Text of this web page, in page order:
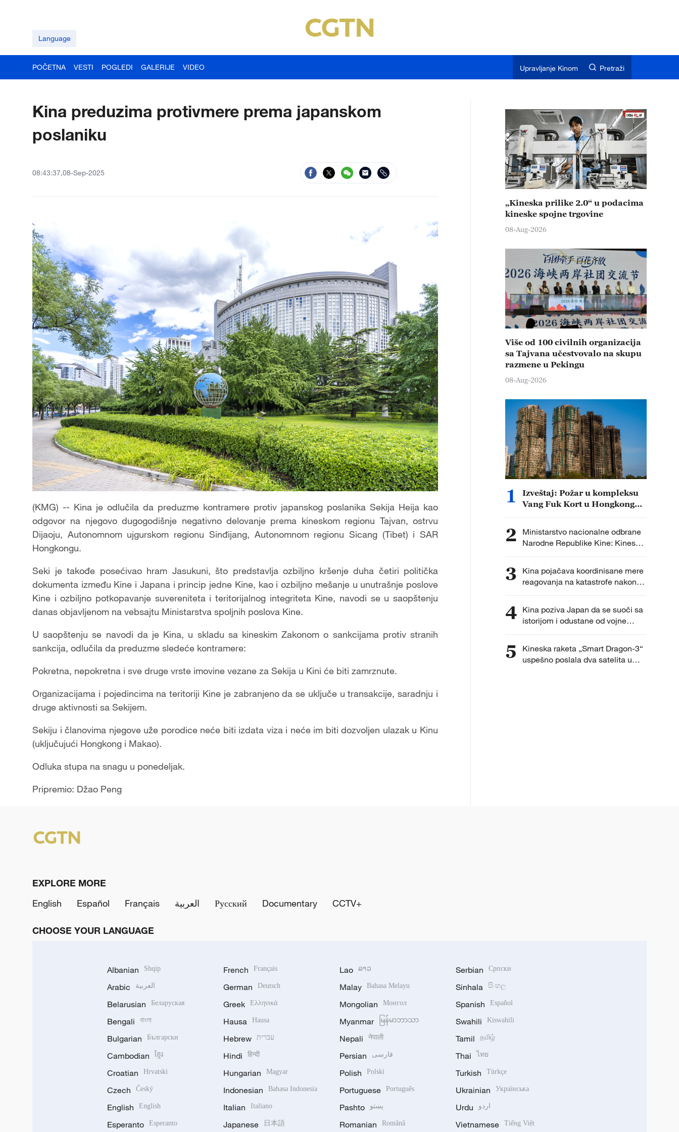
Language
POČETNA VESTI POGLEDI GALERIJE VIDEO Upravljanje Kinom Pretraži
Kina preduzima protivmere prema japanskom
poslaniku
08:43:37,08-Sep-2025
(KMG) -- Kina je odlučila da preduzme kontramere protiv japanskog poslanika Sekija Heija kao
odgovor na njegovo dugogodišnje negativno delovanje prema kineskom regionu Tajvan, ostrvu
Dijaoju, Autonomnom ujgurskom regionu Sinđijang, Autonomnom regionu Sicang (Tibet) i SAR
Hongkongu.
Seki je takođe posećivao hram Jasukuni, što predstavlja ozbiljno kršenje duha četiri politička
dokumenta između Kine i Japana i princip jedne Kine, kao i ozbiljno mešanje u unutrašnje poslove
Kine i ozbiljno potkopavanje suvereniteta i teritorijalnog integriteta Kine, navodi se u saopštenju
danas objavljenom na vebsajtu Ministarstva spoljnih poslova Kine.
U saopštenju se navodi da je Kina, u skladu sa kineskim Zakonom o sankcijama protiv stranih
sankcija, odlučila da preduzme sledeće kontramere:
Pokretna, nepokretna i sve druge vrste imovine vezane za Sekija u Kini će biti zamrznute.
Organizacijama i pojedincima na teritoriji Kine je zabranjeno da se uključe u transakcije, saradnju i
druge aktivnosti sa Sekijem.
Sekiju i članovima njegove uže porodice neće biti izdata viza i neće im biti dozvoljen ulazak u Kinu
(uključujući Hongkong i Makao).
Odluka stupa na snagu u ponedeljak.
Pripremio: Džao Peng
„Kineska prilike 2.0“ u podacima
kineske spojne trgovine
08-Aug-2026
Više od 100 civilnih organizacija
sa Tajvana učestvovalo na skupu
razmene u Pekingu
08-Aug-2026
1
Izveštaj: Požar u kompleksu
Vang Fuk Kort u Hongkongu
2
Ministarstvo nacionalne odbrane
Narodne Republike Kine: Kineska
vojska će preduzeti čvrste
provokativnih pokušaja izazivanja
nemira
3
Kina pojačava koordinisane mere
reagovanja na katastrofe nakon
što je tajfun Delfin ušao u 48-
4 Kina poziva Japan da se suoči sa
istorijom i odustane od vojne
ekspanzije
5
Kineska raketa „Smart Dragon-3“
uspešno poslala dva satelita u
EXPLORE MORE
English
Español Français العربية Русский Documentary CCTV+
CHOOSE YOUR LANGUAGE
Albanian Shqip
Arabic العربية
Belarusian Беларуская
Bengali বাংলা
Bulgarian Български
Cambodian ខ្មែរ
Croatian Hrvatski
Czech Český
English English
Esperanto Esperanto
French Français
German Deutsch
Greek Ελληνικά
Hausa Hausa
Hebrew עברית
Hindi हिन्दी
Hungarian Magyar
Indonesian Bahasa Indonesia
Italian Italiano
Japanese 日本語
Lao ລາວ
Malay Bahasa Melayu
Mongolian Монгол
Myanmar မြန်မာဘာသာ
Nepali नेपाली
Persian فارسی
Polish Polski
Portuguese Português
Pashto پښتو
Romanian Română
Serbian Српски
Sinhala සිංහල
Spanish Español
Swahili Kiswahili
Tamil தமிழ்
Thai ไทย
Turkish Türkçe
Ukrainian Українська
Urdu اردو
Vietnamese Tiếng Việt